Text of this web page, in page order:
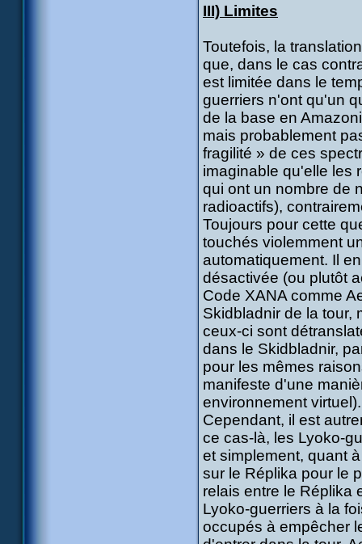
III) Limites
Toutefois, la
que, dans le cas
est limitée dans le
guerriers n'ont qu'un
de la base en
mais probablement
fragilité » de ces
imaginable qu'elle les
qui ont un nombre de
radioactifs),
Toujours pour cette
touchés violemment
automatiquement. Il
désactivée (ou plutôt
Code XANA comme
Skidbladnir de la tour,
ceux-ci sont
dans le Skidbladnir,
pour les mêmes
manifeste d'une
environnement virtuel).
Cependant, il est
ce cas-là, les Lyoko-
et simplement, quant
sur le Réplika pour le
relais entre le Réplika
Lyoko-guerriers à la
occupés à empêcher